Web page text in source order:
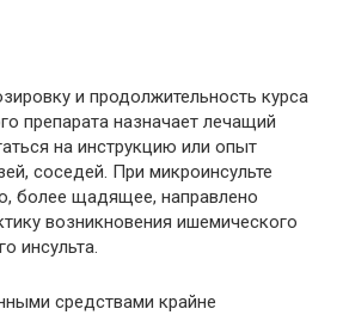
и продолжительность курса
препарата назначает лечащий
на инструкцию или опыт
соседей. При микроинсульте
более щадящее, направлено
возникновения ишемического
инсульта.
средствами крайне